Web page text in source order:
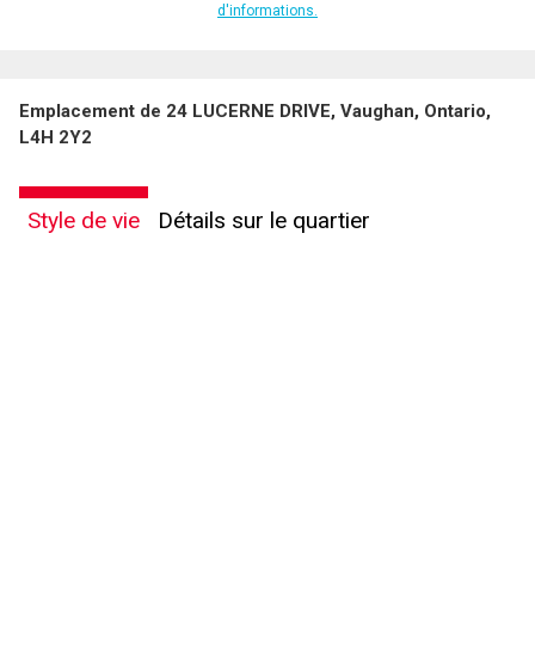
d'informations.
Emplacement de 24 LUCERNE DRIVE, Vaughan, Ontario,
L4H 2Y2
Style de vie Détails sur le quartier